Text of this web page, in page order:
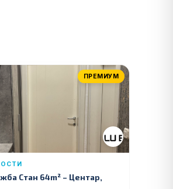
ПРЕМИУМ
Стан 64m² – Центар,